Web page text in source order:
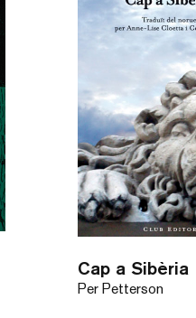
Cap a Sibèria
Per Petterson